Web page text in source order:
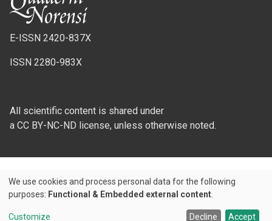
E-ISSN 2420-837X
ISSN 2280-983X
All scientific content is shared under
a CC BY-NC-ND license, unless otherwise noted.
© 2026 Padova University Press - Università degli Studi di Padova
Use
of
We use cookies and process personal data for the following
purposes: Functional & Embedded external content
Customize Decline Accept